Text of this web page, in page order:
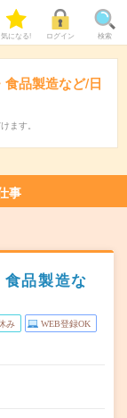
気になる! ログイン 検索
食品製造など/日
ます。
事
食品製造な
み WEB登録OK